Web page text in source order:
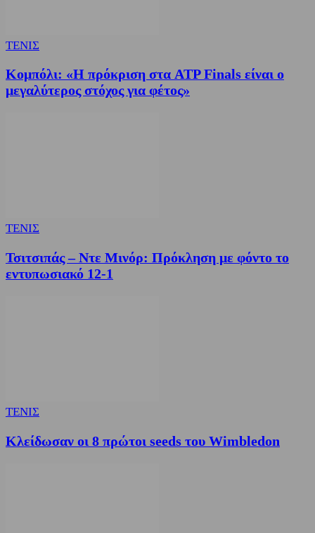
ΤΕΝΙΣ
Κομπόλι: «Η πρόκριση στα ATP Finals είναι ο
μεγαλύτερος στόχος για φέτος»
ΤΕΝΙΣ
Τσιτσιπάς – Ντε Μινόρ: Πρόκληση με φόντο το
εντυπωσιακό 12-1
ΤΕΝΙΣ
Κλείδωσαν οι 8 πρώτοι seeds του Wimbledon